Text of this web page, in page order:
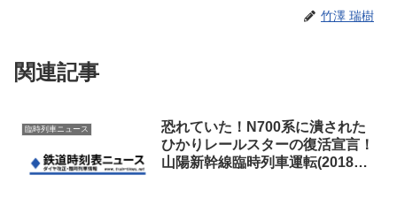
竹澤 瑞樹
関連記事
臨時列車ニュース
恐れていた！N700系に潰された
ひかりレールスターの復活宣言！
山陽新幹線臨時列車運転(2018年5